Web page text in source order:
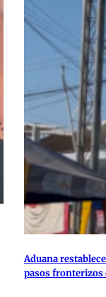
Aduana
pasos fronterizos